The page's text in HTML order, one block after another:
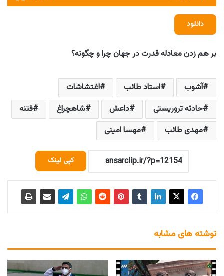
دانلود
بر هم زدن معادله قدرت در جهان چرا و چگونه؟
آشوب استاد طائب
اغتشاشات
حادثه تروریستی
داعش شاهچراغ
فتنه
مهدی طائب
مهسا امینی
کپی لینک
نوشته های مشابه